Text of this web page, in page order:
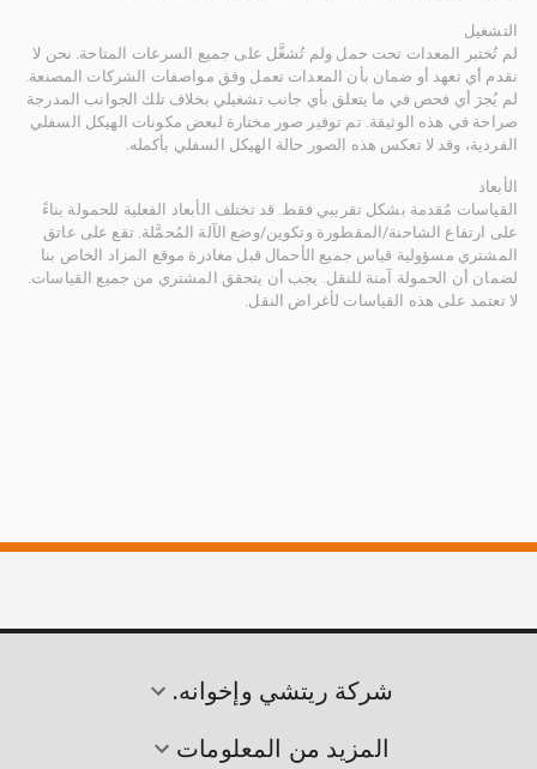
التشغيل
لم تُختبر المعدات تحت حمل ولم تُشغَّل على جميع السرعات المتاحة. نحن لا
نقدم أي تعهد أو ضمان بأن المعدات تعمل وفق مواصفات الشركات المصنعة.
لم يُجرَ أي فحص في ما يتعلق بأي جانب تشغيلي بخلاف تلك الجوانب المدرجة
صراحة في هذه الوثيقة. تم توفير صور مختارة لبعض مكونات الهيكل السفلي
الفردية، وقد لا تعكس هذه الصور حالة الهيكل السفلي بأكمله.
الأبعاد
القياسات مُقدمة بشكل تقريبي فقط. قد تختلف الأبعاد الفعلية للحمولة بناءً
على ارتفاع الشاحنة/المقطورة وتكوين/وضع الآلة المُحمَّلة. تقع على عاتق
المشتري مسؤولية قياس جميع الأحمال قبل مغادرة موقع المزاد الخاص بنا
لضمان أن الحمولة آمنة للنقل. يجب أن يتحقق المشتري من جميع القياسات.
لا تعتمد على هذه القياسات لأغراض النقل.
شركة ريتشي وإخوانه.
المزيد من المعلومات